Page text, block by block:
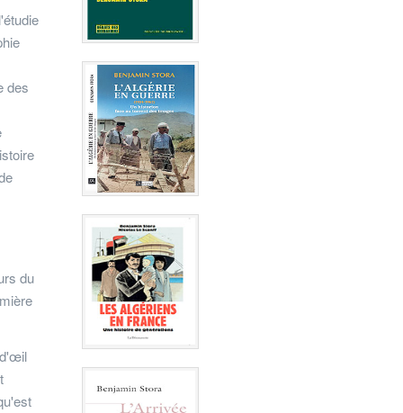
des
du
d'œil